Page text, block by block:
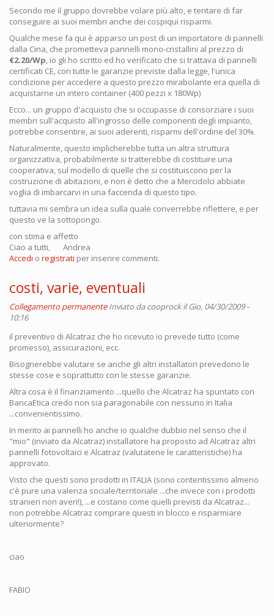
Secondo me il gruppo dovrebbe volare più alto, e tentare di far
conseguire ai suoi membri anche dei cospiqui risparmi.
Qualche mese fa qui è apparso un post di un importatore di pannelli
dalla Cina, che prometteva pannelli mono-cristallini al prezzo di
€2.20/Wp , io gli ho scritto ed ho verificato che si trattava di pannelli
certificati CE, con tutte le garanzie previste dalla legge, l'unica
condizione per accedere a questo prezzo mirabolante era quella di
acquistarne un intero container (400 pezzi x 180Wp)
Ecco... un gruppo d'acquisto che si occupasse di consorziare i suoi
membri sull'acquisto all'ingrosso delle componenti degli impianto,
potrebbe consentire, ai suoi aderenti, risparmi dell'ordine del 30%.
Naturalmente, questo implicherebbe tutta un altra struttura
organizzativa, probabilmente si tratterebbe di costituire una
cooperativa, sul modello di quelle che si costituiscono per la
costruzione di abitazioni, e non è detto che a Mercidolci abbiate
voglia di imbarcarvi in una faccenda di questo tipo.
tuttavia mi sembra un idea sulla quale converrebbe riflettere, e per
questo ve la sottopongo.
con stima e affetto
Ciao a tutti, Andrea
Accedi o registrati per inserire commenti.
costi, varie, eventuali
Collegamento permanente Inviato dacooprockil Gio, 04/30/2009 -
10:16
il preventivo di Alcatraz che ho ricevuto io prevede tutto (come
promesso), assicurazioni, ecc.
Bisognerebbe valutare se anche gli altri installatori prevedono le
stesse cose e soprattutto con le stesse garanzie.
Altra cosa è il finanziamento ...quello che Alcatraz ha spuntato con
BancaEtica credo non sia paragonabile con nessuno in Italia
...convenientissimo.
In merito ai pannelli ho anche io qualche dubbio nel senso che il
"mio" (inviato da Alcatraz) installatore ha proposto ad Alcatraz altri
pannelli fotovoltaici e Alcatraz (valutatene le caratteristiche) ha
approvato.
Visto che questi sono prodotti in ITALIA (sono contentissimo almeno
c'è pure una valenza sociale/territoriale ...che invece con i prodotti
stranieri non averi!), ...e costano come quelli previsti da Alcatraz...
non potrebbe Alcatraz comprare questi in blocco e risparmiare
ulteriormente?
ciao
FABIO